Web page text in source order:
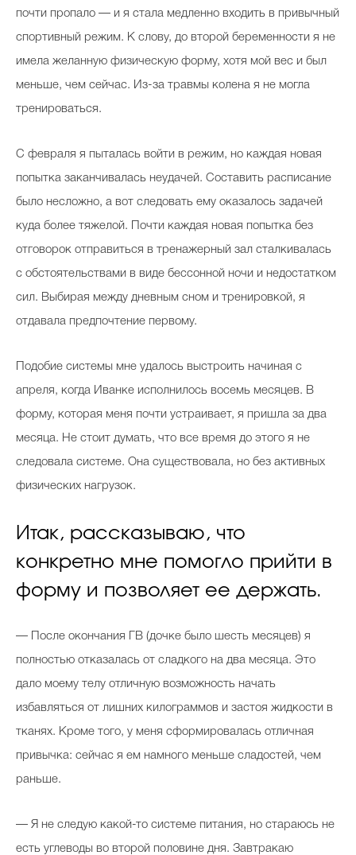
почти пропало — и я стала медленно входить в привычный
спортивный режим. К слову, до второй беременности я не
имела желанную физическую форму, хотя мой вес и был
меньше, чем сейчас. Из-за травмы колена я не могла
тренироваться.
С февраля я пыталась войти в режим, но каждая новая
попытка заканчивалась неудачей. Составить расписание
было несложно, а вот следовать ему оказалось задачей
куда более тяжелой. Почти каждая новая попытка без
отговорок отправиться в тренажерный зал сталкивалась
с обстоятельствами в виде бессонной ночи и недостатком
сил. Выбирая между дневным сном и тренировкой, я
отдавала предпочтение первому.
Подобие системы мне удалось выстроить начиная с
апреля, когда Иванке исполнилось восемь месяцев. В
форму, которая меня почти устраивает, я пришла за два
месяца. Не стоит думать, что все время до этого я не
следовала системе. Она существовала, но без активных
физических нагрузок.
Итак, рассказываю, что
конкретно мне помогло прийти в
форму и позволяет ее держать.
— После окончания ГВ (дочке было шесть месяцев) я
полностью отказалась от сладкого на два месяца. Это
дало моему телу отличную возможность начать
избавляться от лишних килограммов и застоя жидкости в
тканях. Кроме того, у меня сформировалась отличная
привычка: сейчас я ем намного меньше сладостей, чем
раньше.
— Я не следую какой-то системе питания, но стараюсь не
есть углеводы во второй половине дня. Завтракаю